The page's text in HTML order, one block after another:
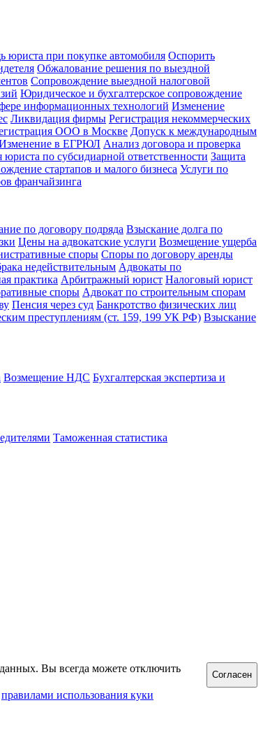
юриста при покупке автомобиля Оспорить
Обжалование решения по выездной
Сопровождение выездной налоговой
Юридическое и бухгалтерское сопровождение
информационных технологий Изменение
Ликвидация фирмы Регистрация некоммерческих
ООО в Москве Допуск к международным
в ЕГРЮЛ Анализ договора и проверка
юриста по субсидиарной ответственности Защита
стартапов и малого бизнеса Услуги по
франчайзинга
по договору подряда Взыскание долга по
Цены на адвокатские услуги Возмещение ущерба
споры Споры по договору аренды
недействительным Адвокаты по
практика Арбитражный юрист Налоговый юрист
споры Адвокат по строительным спорам
Пенсия через суд Банкротство физических лиц
преступлениям (ст. 159, 199 УК РФ) Взыскание
Возмещение НДС Бухгалтерская экспертиза и
Таможенная статистика
Вы всегда можете отключить
Согласен
правилами использования куки